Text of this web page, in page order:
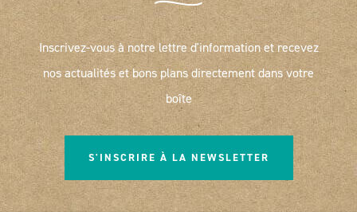
Inscrivez-vous à notre lettre d'information et recevez
nos actualités et bons plans directement dans votre
boîte
S'INSCRIRE À LA NEWSLETTER